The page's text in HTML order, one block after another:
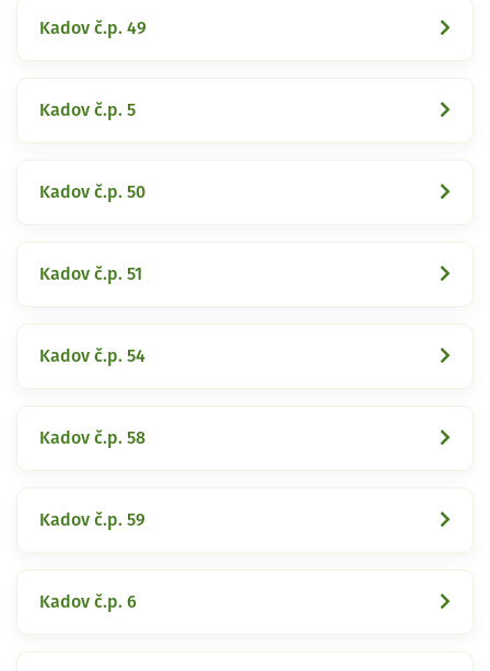
Kadov č.p. 49
Kadov č.p. 5
Kadov č.p. 50
Kadov č.p. 51
Kadov č.p. 54
Kadov č.p. 58
Kadov č.p. 59
Kadov č.p. 6